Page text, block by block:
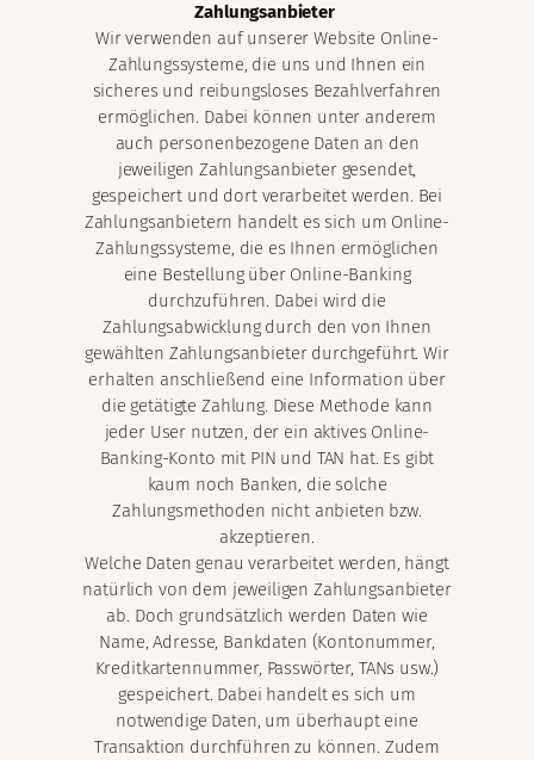
Zahlungsanbieter
Wir verwenden auf unserer Website Online-
Zahlungssysteme, die uns und Ihnen ein
sicheres und reibungsloses Bezahlverfahren
ermöglichen. Dabei können unter anderem
auch personenbezogene Daten an den
jeweiligen Zahlungsanbieter gesendet,
gespeichert und dort verarbeitet werden. Bei
Zahlungsanbietern handelt es sich um Online-
Zahlungssysteme, die es Ihnen ermöglichen
eine Bestellung über Online-Banking
durchzuführen. Dabei wird die
Zahlungsabwicklung durch den von Ihnen
gewählten Zahlungsanbieter durchgeführt. Wir
erhalten anschließend eine Information über
die getätigte Zahlung. Diese Methode kann
jeder User nutzen, der ein aktives Online-
Banking-Konto mit PIN und TAN hat. Es gibt
kaum noch Banken, die solche
Zahlungsmethoden nicht anbieten bzw.
akzeptieren.
Welche Daten genau verarbeitet werden, hängt
natürlich von dem jeweiligen Zahlungsanbieter
ab. Doch grundsätzlich werden Daten wie
Name, Adresse, Bankdaten (Kontonummer,
Kreditkartennummer, Passwörter, TANs usw.)
gespeichert. Dabei handelt es sich um
notwendige Daten, um überhaupt eine
Transaktion durchführen zu können. Zudem